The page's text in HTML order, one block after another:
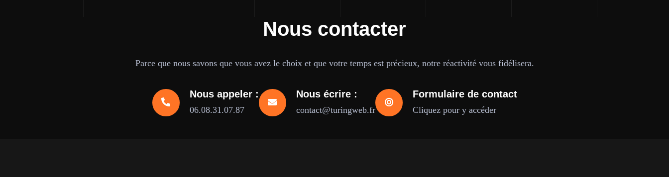
Nous contacter
Parce que nous savons que vous avez le choix et que votre temps est précieux, notre réactivité vous fidélisera.
Nous appeler :
06.08.31.07.87
Nous écrire :
contact@turingweb.fr
Formulaire de contact
Cliquez pour y accéder